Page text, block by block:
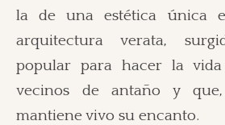
la de una estética única
arquitectura verata,
popular para hacer la
vecinos de antaño y que,
mantiene vivo su encanto.